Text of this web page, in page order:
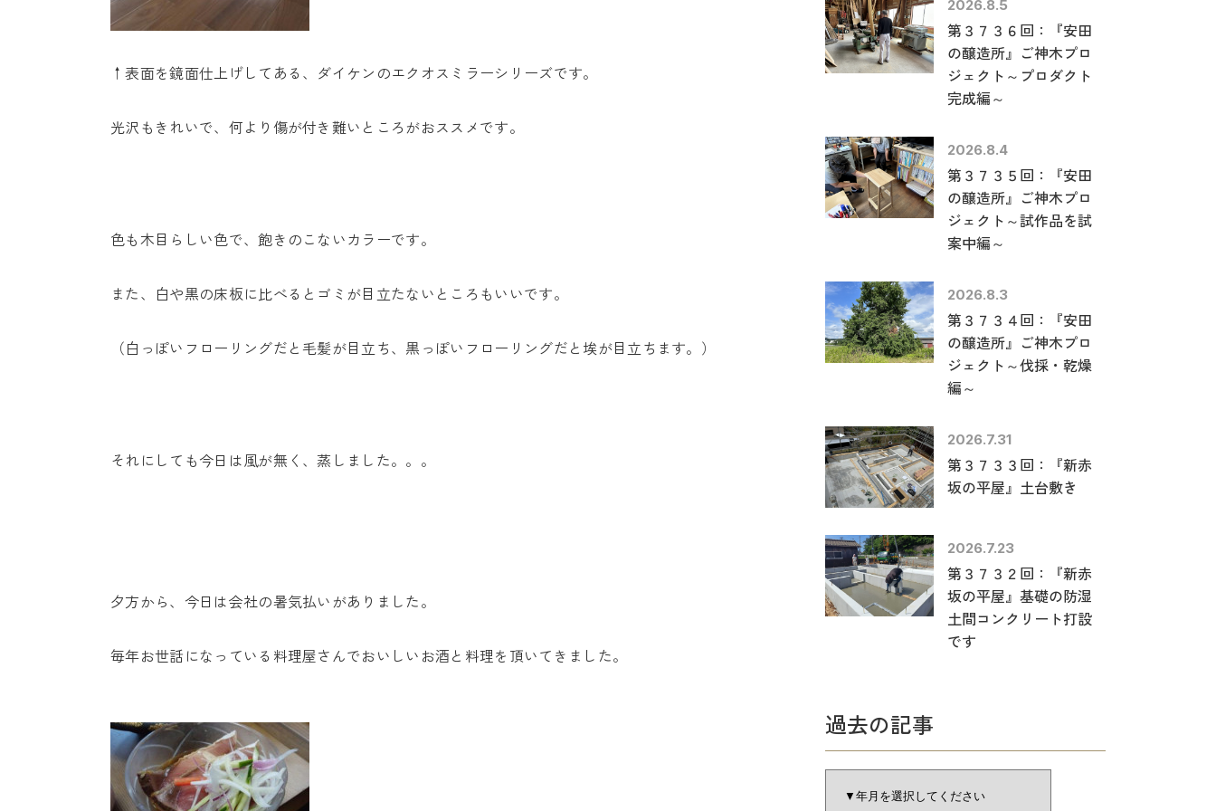
↑表面を鏡面仕上げしてある、ダイケンのエクオスミラーシリーズです。
光沢もきれいで、何より傷が付き難いところがおススメです。
色も木目らしい色で、飽きのこないカラーです。
また、白や黒の床板に比べるとゴミが目立たないところもいいです。
（白っぽいフローリングだと毛髪が目立ち、黒っぽいフローリングだと埃が目立ちます。）
それにしても今日は風が無く、蒸しました。。。
夕方から、今日は会社の暑気払いがありました。
毎年お世話になっている料理屋さんでおいしいお酒と料理を頂いてきました。
2026.8.5
第３７３６回：『安田
の醸造所』ご神木プロ
ジェクト～プロダクト
完成編～
2026.8.4
第３７３５回：『安田
の醸造所』ご神木プロ
ジェクト～試作品を試
案中編～
2026.8.3
第３７３４回：『安田
の醸造所』ご神木プロ
ジェクト～伐採・乾燥
編～
2026.7.31
第３７３３回：『新赤
坂の平屋』土台敷き
2026.7.23
第３７３２回：『新赤
坂の平屋』基礎の防湿
土間コンクリート打設
です
過去の記事